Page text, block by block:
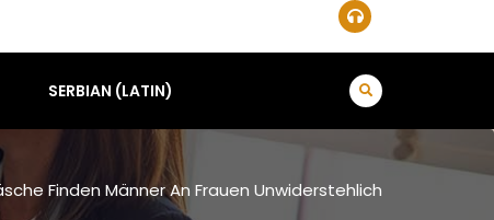
SERBIAN (LATIN)
Finden Männer An Frauen Unwiderstehlich